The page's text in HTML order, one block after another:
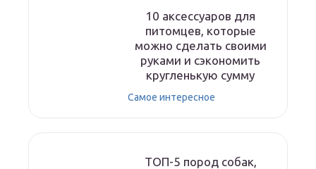
10 аксессуаров для
питомцев, которые
можно сделать своими
руками и сэкономить
кругленькую сумму
Самое интересное
ТОП-5 пород собак,